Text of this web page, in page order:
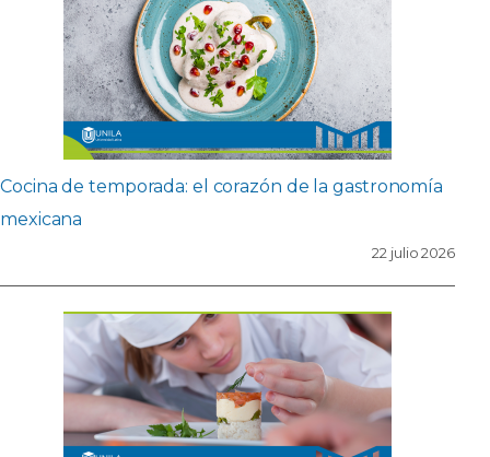
Cocina de temporada: el corazón de la gastronomía
mexicana
22 julio 2026